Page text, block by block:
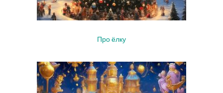
Про ёлку